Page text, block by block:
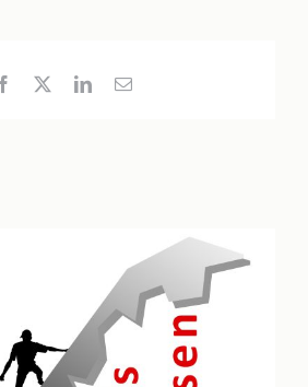
Facebook LinkedIn
E-